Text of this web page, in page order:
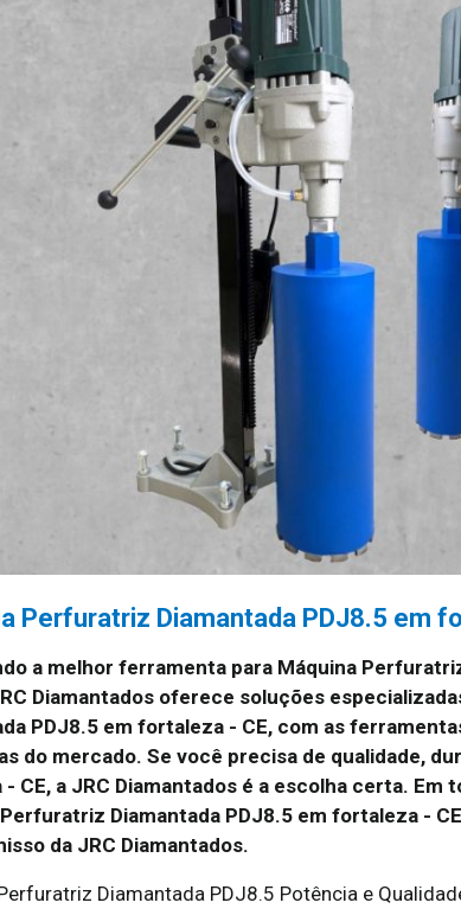
Perfuratriz Diamantada PDJ8.5 em
a melhor ferramenta para Máquina
Diamantados oferece soluções
PDJ8.5 em fortaleza - CE, com as
do mercado. Se você precisa de qualidade,
CE, a JRC Diamantados é a escolha certa. Em
Diamantada PDJ8.5 em fortaleza -
da JRC Diamantados.
Diamantada PDJ8.5 Potência e